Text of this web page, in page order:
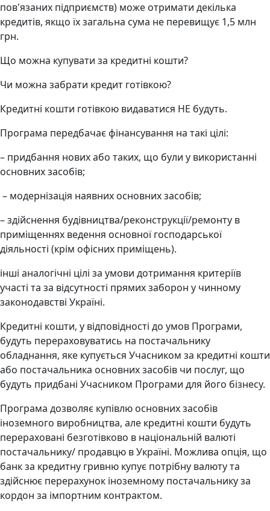
пов'язаних підприємств) може отримати декілька
кредитів, якщо їх загальна сума не перевищує 1,5 млн
грн.
Що можна купувати за кредитні кошти?
Чи можна забрати кредит готівкою?
Кредитні кошти готівкою видаватися НЕ будуть.
Програма передбачає фінансування на такі цілі:
– придбання нових або таких, що були у використанні
основних засобів;
– модернізація наявних основних засобів;
– здійснення будівництва/реконструкції/ремонту в
приміщеннях ведення основної господарської
діяльності (крім офісних приміщень).
інші аналогічні цілі за умови дотримання критеріїв
участі та за відсутності прямих заборон у чинному
законодавстві Україні.
Кредитні кошти, у відповідності до умов Програми,
будуть перераховуватись на постачальнику
обладнання, яке купується Учасником за кредитні кошти
або постачальника основних засобів чи послуг, що
будуть придбані Учасником Програми для його бізнесу.
Програма дозволяє купівлю основних засобів
іноземного виробництва, але кредитні кошти будуть
перераховані безготівково в національній валюті
постачальнику/ продавцю в Україні. Можлива опція, що
банк за кредитну гривню купує потрібну валюту та
здійснює перерахунок іноземному постачальнику за
кордон за імпортним контрактом.